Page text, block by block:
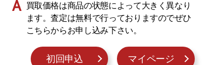
買取価格は商品の状態によって大きく異なり
ます。査定は無料で行っておりますのでぜひ
こちらからお申し込み下さい。
初回申込 マイページ